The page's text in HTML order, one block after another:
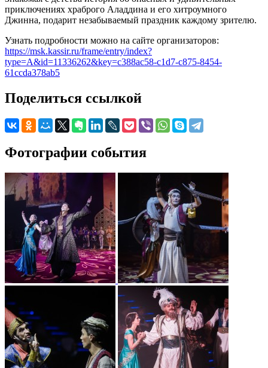
приключениях храброго Аладдина и его хитроумного
Джинна, подарит незабываемый праздник каждому зрителю.
Узнать подробности можно на сайте организаторов:
https://msk.kassir.ru/frame/entry/index?
type=A&id=11336262&key=c388ac58-c1d7-c875-8454-
61ccda378ab5
Поделиться ссылкой
Фотографии события